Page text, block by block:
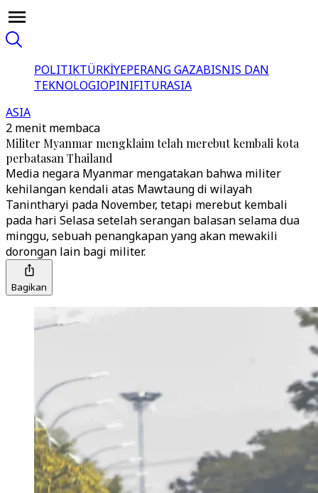
POLITIKTÜRKİYEPERANG GAZABISNIS DAN
TEKNOLOGIOPINIFITURASIA
ASIA
2 menit membaca
Militer Myanmar mengklaim telah merebut kembali kota
perbatasan Thailand
Media negara Myanmar mengatakan bahwa militer
kehilangan kendali atas Mawtaung di wilayah
Tanintharyi pada November, tetapi merebut kembali
pada hari Selasa setelah serangan balasan selama dua
minggu, sebuah penangkapan yang akan mewakili
dorongan lain bagi militer.
Bagikan